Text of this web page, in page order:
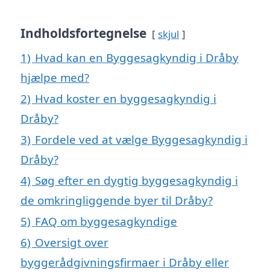
Indholdsfortegnelse skjul
1) Hvad kan en Byggesagkyndig i Dråby
hjælpe med?
2) Hvad koster en byggesagkyndig i
Dråby?
3) Fordele ved at vælge Byggesagkyndig i
Dråby?
4) Søg efter en dygtig byggesagkyndig i
de omkringliggende byer til Dråby?
5) FAQ om byggesagkyndige
6) Oversigt over
byggerådgivningsfirmaer i Dråby eller